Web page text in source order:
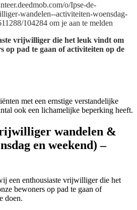
o/Ipse-de-
wandelen--activiteiten-woensdag-
104284 om je aan te melden
vrijwilliger die het leuk vindt om
op pad te gaan of activiteiten op de
met een ernstige verstandelijke
ook een lichamelijke beperking heeft.
wandelen &
en weekend) –
een enthousiaste vrijwilliger die het
bewoners op pad te gaan of
doen.